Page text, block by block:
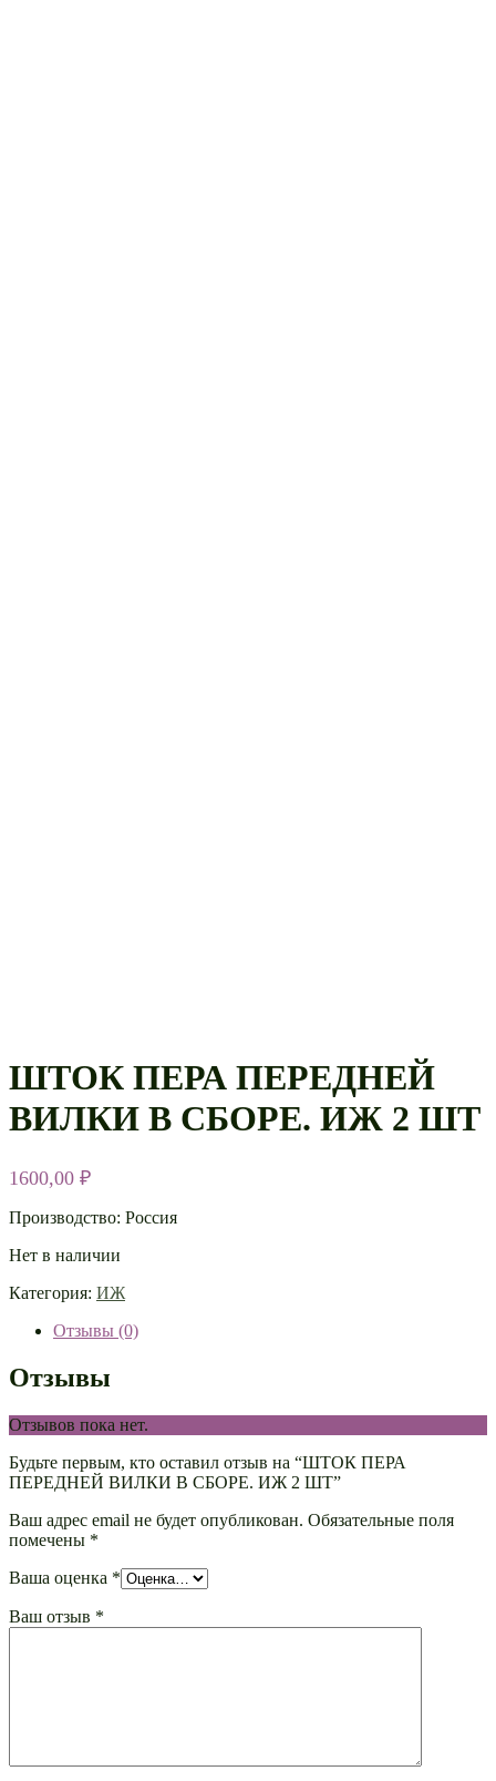
ШТОК ПЕРА ПЕРЕДНЕЙ
ВИЛКИ В СБОРЕ. ИЖ 2 ШТ
1600,00 ₽
Производство: Россия
Нет в наличии
Категория: ИЖ
Отзывы (0)
Отзывы
Отзывов пока нет.
Будьте первым, кто оставил отзыв на “ШТОК ПЕРА
ПЕРЕДНЕЙ ВИЛКИ В СБОРЕ. ИЖ 2 ШТ”
Ваш адрес email не будет опубликован. Обязательные поля
помечены *
Ваша оценка *
Ваш отзыв *